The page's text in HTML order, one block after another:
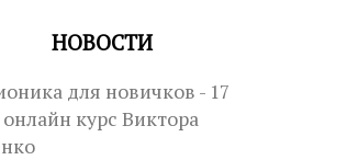
НОВОСТИ
для новичков - 17
курс Виктора